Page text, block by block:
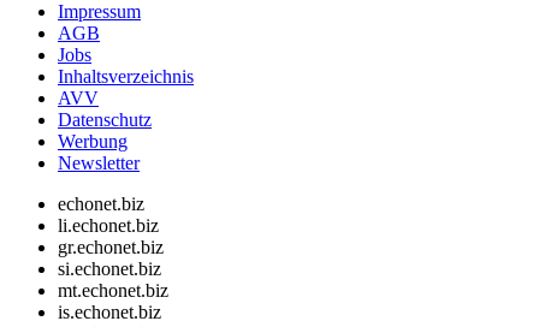
Impressum
AGB
Jobs
Inhaltsverzeichnis
AVV
Datenschutz
Werbung
Newsletter
echonet.biz
li.echonet.biz
gr.echonet.biz
si.echonet.biz
mt.echonet.biz
is.echonet.biz